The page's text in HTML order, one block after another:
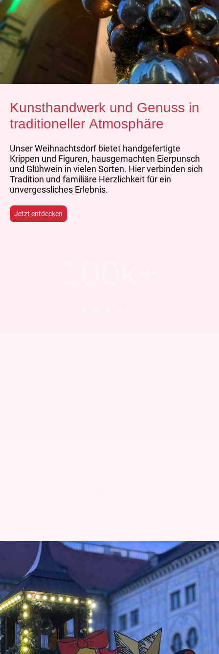
Kunsthandwerk und Genuss in
traditioneller Atmosphäre
Unser Weihnachtsdorf bietet handgefertigte
Krippen und Figuren, hausgemachten Eierpunsch
und Glühwein in vielen Sorten. Hier verbinden sich
Tradition und familiäre Herzlichkeit für ein
unvergessliches Erlebnis.
Jetzt entdecken